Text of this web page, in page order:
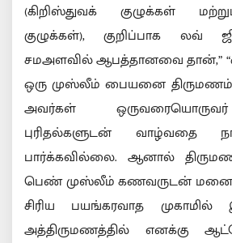
(கிறிஸ்துவக் குழுக்கள்
குழுக்கள்), குறிப்பாக லவ்
சமஅளவில் ஆபத்தானவை தான்,”
ஒரு முஸ்லீம் பையனை
அவர்கள் ஒருவரையொருவர்
புரிதல்களுடன் வாழ்வதை
பார்க்கவில்லை. ஆனால்
பெண் முஸ்லீம் கணவருடன்
சிரிய பயங்கரவாத
அத்திருமணத்தில் எனக்கு